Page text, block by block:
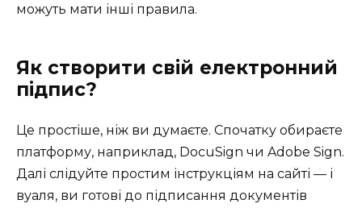
можуть мати інші правила.
Як створити свій електронний
підпис?
Це простіше, ніж ви думаєте. Спочатку обираєте
платформу, наприклад, DocuSign чи Adobe Sign.
Далі слідуйте простим інструкціям на сайті — і
вуаля, ви готові до підписання документів